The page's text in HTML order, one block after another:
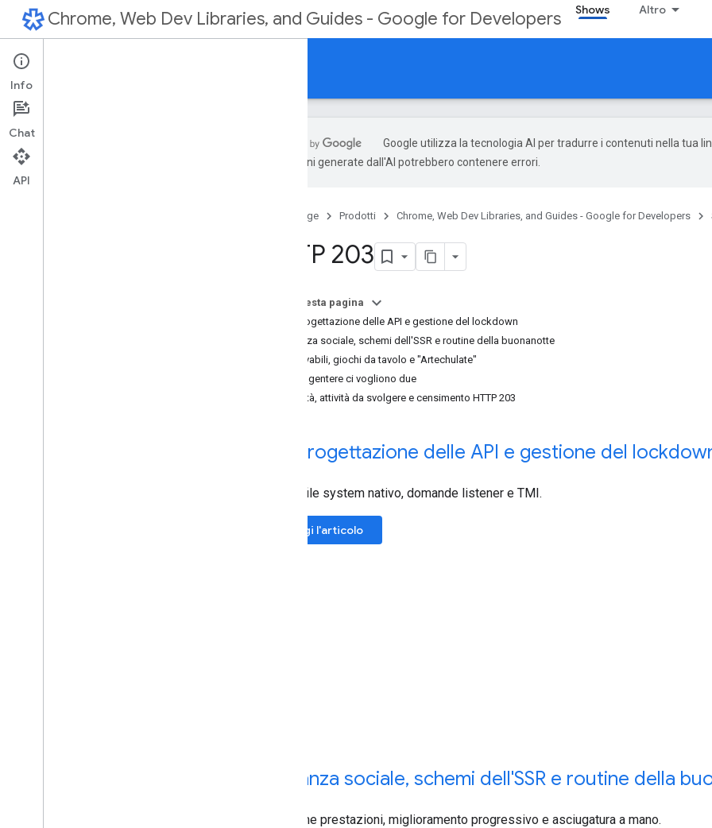
Chrome, Web Dev Libraries, and Guides - Google for Developers Shows Altro
Updates
Home
Google utilizza la tecnologia AI per tradurre i contenuti nella tua
traduzioni generate dall'AI potrebbero contenere errori.
Home page Prodotti Chrome, Web Dev Libraries, and Guides - Google for Developers
HTTP 203
Su questa pagina
VR, progettazione delle API e gestione del lockdown
Distanza sociale, schemi dell'SSR e routine della buonanotte
Osservabili, giochi da tavolo e "Artechulate"
Per tangentere ci vogliono due
Stabilità, attività da svolgere e censimento HTTP 203
progettazione delle API e gestione del
Anche file system nativo, domande listener e TMI.
Leggi l'articolo
Distanza sociale, schemi dell'SSR e routine della
ma anche prestazioni, miglioramento progressivo e asciugatura a mano.
Info
Chat
API